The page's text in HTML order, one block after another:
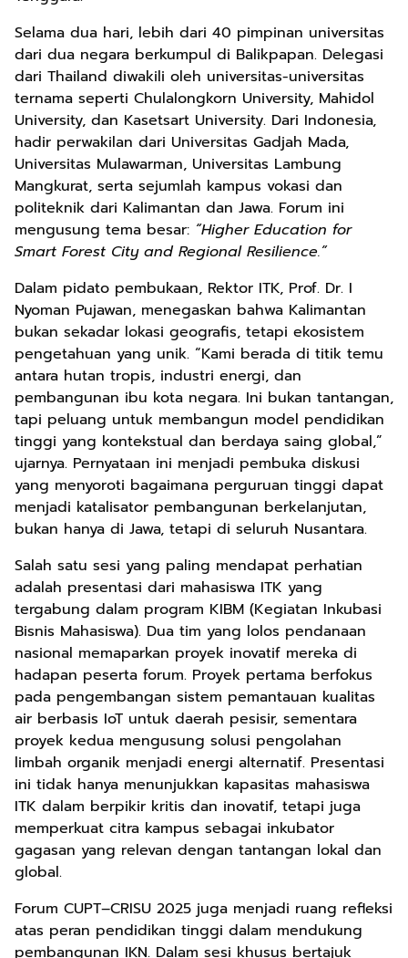
Selama dua hari, lebih dari 40 pimpinan universitas
dari dua negara berkumpul di Balikpapan. Delegasi
dari Thailand diwakili oleh universitas-universitas
ternama seperti Chulalongkorn University, Mahidol
University, dan Kasetsart University. Dari Indonesia,
hadir perwakilan dari Universitas Gadjah Mada,
Universitas Mulawarman, Universitas Lambung
Mangkurat, serta sejumlah kampus vokasi dan
politeknik dari Kalimantan dan Jawa. Forum ini
mengusung tema besar: “Higher Education for
Smart Forest City and Regional Resilience.”
Dalam pidato pembukaan, Rektor ITK, Prof. Dr. I
Nyoman Pujawan, menegaskan bahwa Kalimantan
bukan sekadar lokasi geografis, tetapi ekosistem
pengetahuan yang unik. “Kami berada di titik temu
antara hutan tropis, industri energi, dan
pembangunan ibu kota negara. Ini bukan tantangan,
tapi peluang untuk membangun model pendidikan
tinggi yang kontekstual dan berdaya saing global,”
ujarnya. Pernyataan ini menjadi pembuka diskusi
yang menyoroti bagaimana perguruan tinggi dapat
menjadi katalisator pembangunan berkelanjutan,
bukan hanya di Jawa, tetapi di seluruh Nusantara.
Salah satu sesi yang paling mendapat perhatian
adalah presentasi dari mahasiswa ITK yang
tergabung dalam program KIBM (Kegiatan Inkubasi
Bisnis Mahasiswa). Dua tim yang lolos pendanaan
nasional memaparkan proyek inovatif mereka di
hadapan peserta forum. Proyek pertama berfokus
pada pengembangan sistem pemantauan kualitas
air berbasis IoT untuk daerah pesisir, sementara
proyek kedua mengusung solusi pengolahan
limbah organik menjadi energi alternatif. Presentasi
ini tidak hanya menunjukkan kapasitas mahasiswa
ITK dalam berpikir kritis dan inovatif, tetapi juga
memperkuat citra kampus sebagai inkubator
gagasan yang relevan dengan tantangan lokal dan
global.
Forum CUPT–CRISU 2025 juga menjadi ruang refleksi
atas peran pendidikan tinggi dalam mendukung
pembangunan IKN. Dalam sesi khusus bertajuk